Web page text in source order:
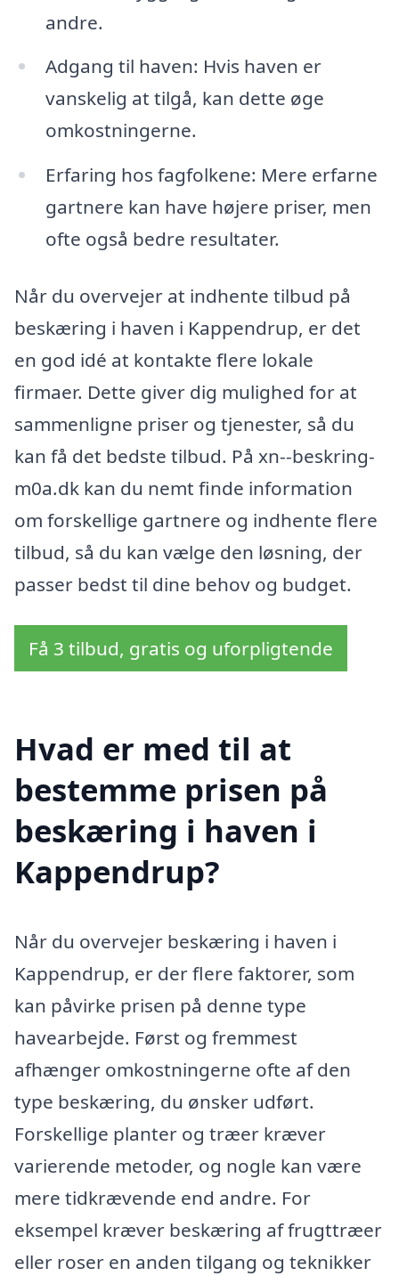
andre.
Adgang til haven: Hvis haven er
vanskelig at tilgå, kan dette øge
omkostningerne.
Erfaring hos fagfolkene: Mere erfarne
gartnere kan have højere priser, men
ofte også bedre resultater.
Når du overvejer at indhente tilbud på
beskæring i haven i Kappendrup, er det
en god idé at kontakte flere lokale
firmaer. Dette giver dig mulighed for at
sammenligne priser og tjenester, så du
kan få det bedste tilbud. På xn--beskring-
m0a.dk kan du nemt finde information
om forskellige gartnere og indhente flere
tilbud, så du kan vælge den løsning, der
passer bedst til dine behov og budget.
Få 3 tilbud, gratis og uforpligtende
Hvad er med til at
bestemme prisen på
beskæring i haven i
Kappendrup?
Når du overvejer beskæring i haven i
Kappendrup, er der flere faktorer, som
kan påvirke prisen på denne type
havearbejde. Først og fremmest
afhænger omkostningerne ofte af den
type beskæring, du ønsker udført.
Forskellige planter og træer kræver
varierende metoder, og nogle kan være
mere tidkrævende end andre. For
eksempel kræver beskæring af frugttræer
eller roser en anden tilgang og teknikker